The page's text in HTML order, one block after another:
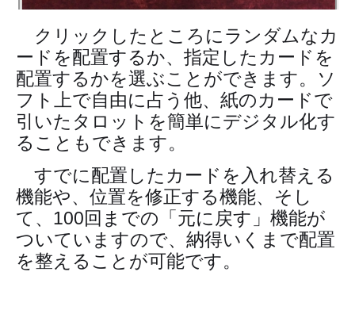
クリックしたところにランダムなカ
ードを配置するか、指定したカードを
配置するかを選ぶことができます。ソ
フト上で自由に占う他、紙のカードで
引いたタロットを簡単にデジタル化す
ることもできます。
すでに配置したカードを入れ替える
機能や、位置を修正する機能、そし
て、100回までの「元に戻す」機能が
ついていますので、納得いくまで配置
を整えることが可能です。